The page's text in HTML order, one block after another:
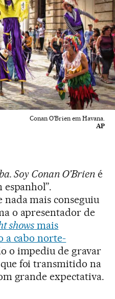
Conan O'Brien em Havana.
AP
Soy Conan O’Brien é
nada mais conseguiu
o apresentador de
shows mais
a cabo norte-
o impediu de gravar
foi transmitido na
grande expectativa.